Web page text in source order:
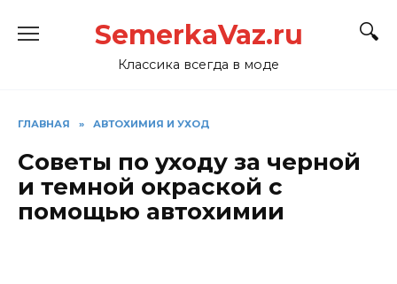
SemerkaVaz.ru
Классика всегда в моде
ГЛАВНАЯ » АВТОХИМИЯ И УХОД
Советы по уходу за черной
и темной окраской с
помощью автохимии